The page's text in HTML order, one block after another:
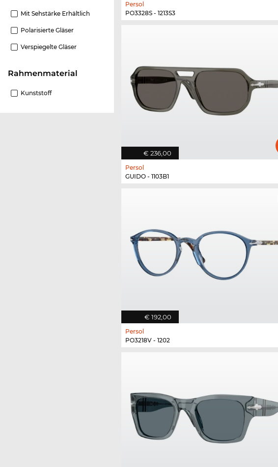
Mit Sehstärke Erhältlich
Polarisierte Gläser
Verspiegelte Gläser
Rahmenmaterial
Kunststoff
Persol
PO3328S - 1213S3
€ 236,00
Persol
GUIDO - 1103B1
€ 192,00
Persol
PO3218V - 1202